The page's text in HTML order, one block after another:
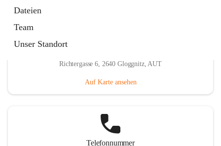
Dateien
Team
Unser Standort
Richtergasse 6, 2640 Gloggnitz, AUT
Auf Karte ansehen
Telefonnummer